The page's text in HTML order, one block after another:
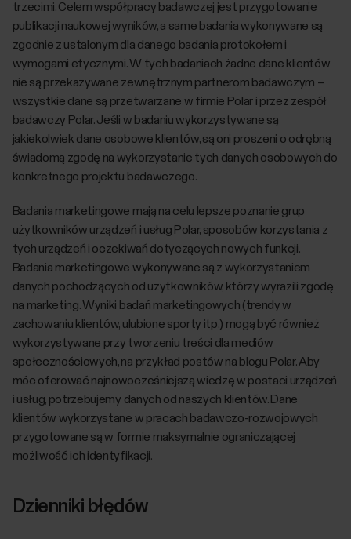
trzecimi. Celem współpracy badawczej jest przygotowanie
publikacji naukowej wyników, a same badania wykonywane są
zgodnie z ustalonym dla danego badania protokołem i
wymogami etycznymi. W tych badaniach żadne dane klientów
nie są przekazywane zewnętrznym partnerom badawczym –
wszystkie dane są przetwarzane w firmie Polar i przez zespół
badawczy Polar. Jeśli w badaniu wykorzystywane są
jakiekolwiek dane osobowe klientów, są oni proszeni o odrębną
świadomą zgodę na wykorzystanie tych danych osobowych do
konkretnego projektu badawczego.
Badania marketingowe mają na celu lepsze poznanie grup
użytkowników urządzeń i usług Polar, sposobów korzystania z
tych urządzeń i oczekiwań dotyczących nowych funkcji.
Badania marketingowe wykonywane są z wykorzystaniem
danych pochodzących od użytkowników, którzy wyrazili zgodę
na marketing. Wyniki badań marketingowych (trendy w
zachowaniu klientów, ulubione sporty itp.) mogą być również
wykorzystywane przy tworzeniu treści dla mediów
społecznościowych, na przykład postów na blogu Polar. Aby
móc oferować najnowocześniejszą wiedzę w postaci urządzeń
i usług, potrzebujemy danych od naszych klientów. Dane
klientów wykorzystane w pracach badawczo-rozwojowych
przygotowane są w formie maksymalnie ograniczającej
możliwość ich identyfikacji.
Dzienniki błędów